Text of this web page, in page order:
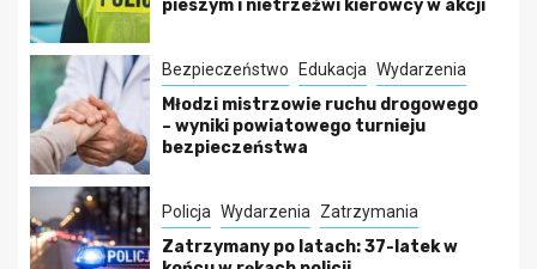
pieszym i nietrzeźwi kierowcy w akcji
Bezpieczeństwo Edukacja Wydarzenia
Młodzi mistrzowie ruchu drogowego
– wyniki powiatowego turnieju
bezpieczeństwa
Policja Wydarzenia Zatrzymania
Zatrzymany po latach: 37-latek w